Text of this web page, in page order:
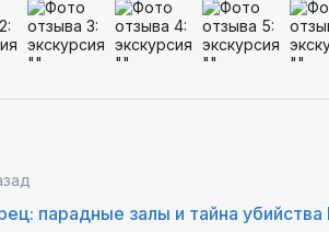
парадные залы и тайна убийства